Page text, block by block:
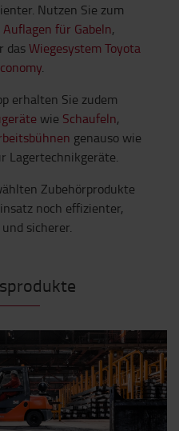
Nutzen Sie zum
für Gabeln,
dasWiegesystem Toyota
.
erhalten Sie zudem
wie Schaufeln,
genauso wie
Lagertechnikgeräte.
Zubehörprodukte
noch effizienter,
sicherer.